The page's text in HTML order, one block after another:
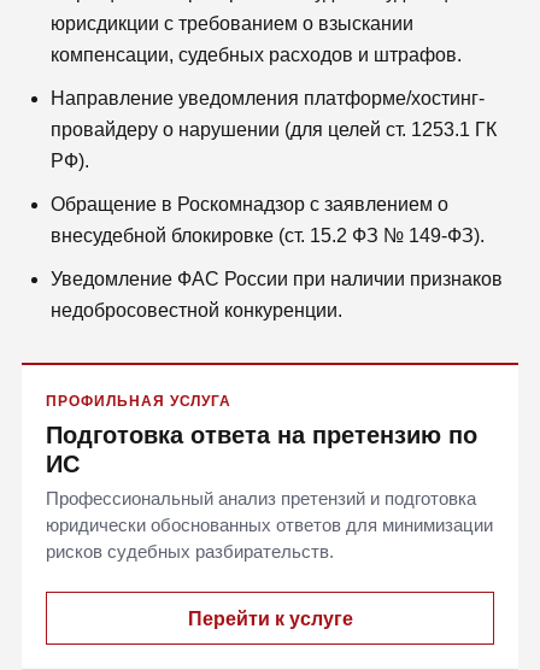
юрисдикции с требованием о взыскании
компенсации, судебных расходов и штрафов.
Направление уведомления платформе/хостинг-
провайдеру о нарушении (для целей ст. 1253.1 ГК
РФ).
Обращение в Роскомнадзор с заявлением о
внесудебной блокировке (ст. 15.2 ФЗ № 149-ФЗ).
Уведомление ФАС России при наличии признаков
недобросовестной конкуренции.
ПРОФИЛЬНАЯ УСЛУГА
Подготовка ответа на претензию по
ИС
Профессиональный анализ претензий и подготовка
юридически обоснованных ответов для минимизации
рисков судебных разбирательств.
Перейти к услуге